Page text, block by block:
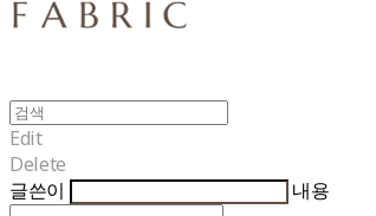
Edit
Delete
글쓴이
내용